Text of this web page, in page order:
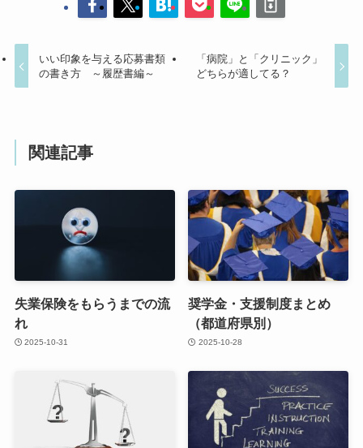
いい印象を与える応募書類
の書き方 ～履歴書編～
「病院」と「クリニック」
どちらが適してる？
関連記事
失業保険をもらうまでの流
れ
2025-10-31
奨学金・支援制度まとめ
（都道府県別）
2025-10-28